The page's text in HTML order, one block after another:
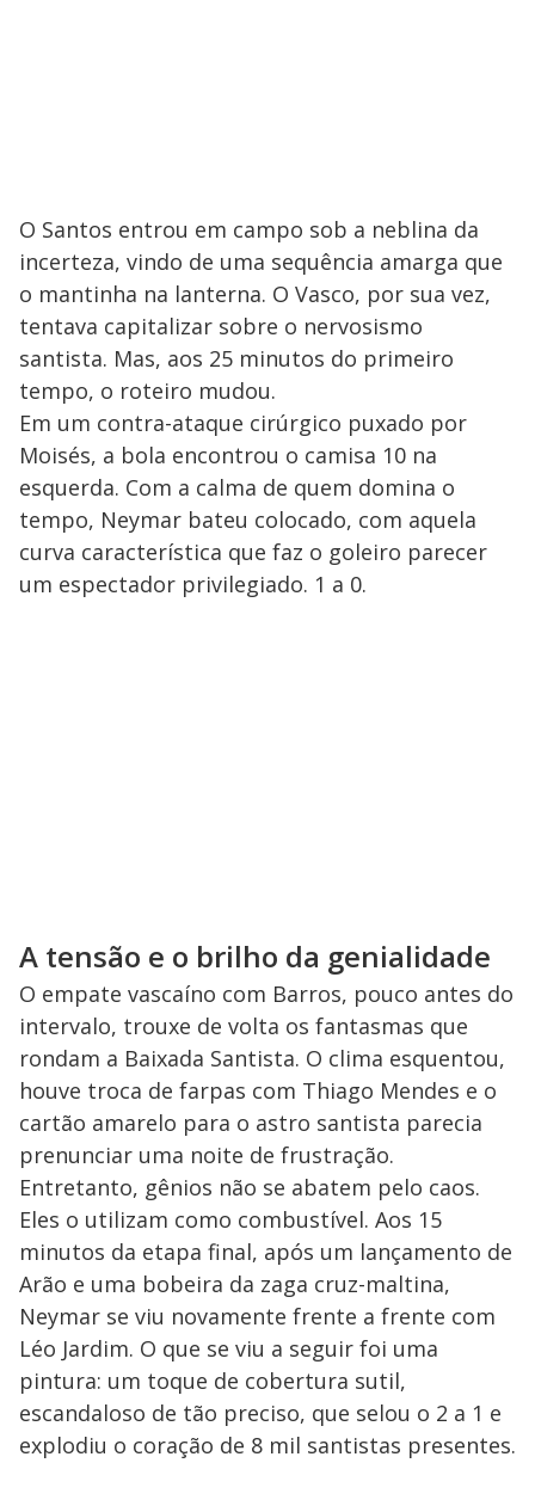
O Santos entrou em campo sob a neblina da
incerteza, vindo de uma sequência amarga que
o mantinha na lanterna. O Vasco, por sua vez,
tentava capitalizar sobre o nervosismo
santista. Mas, aos 25 minutos do primeiro
tempo, o roteiro mudou.
Em um contra-ataque cirúrgico puxado por
Moisés, a bola encontrou o camisa 10 na
esquerda. Com a calma de quem domina o
tempo, Neymar bateu colocado, com aquela
curva característica que faz o goleiro parecer
um espectador privilegiado. 1 a 0.
A tensão e o brilho da genialidade
O empate vascaíno com Barros, pouco antes do
intervalo, trouxe de volta os fantasmas que
rondam a Baixada Santista. O clima esquentou,
houve troca de farpas com Thiago Mendes e o
cartão amarelo para o astro santista parecia
prenunciar uma noite de frustração.
Entretanto, gênios não se abatem pelo caos.
Eles o utilizam como combustível. Aos 15
minutos da etapa final, após um lançamento de
Arão e uma bobeira da zaga cruz-maltina,
Neymar se viu novamente frente a frente com
Léo Jardim. O que se viu a seguir foi uma
pintura: um toque de cobertura sutil,
escandaloso de tão preciso, que selou o 2 a 1 e
explodiu o coração de 8 mil santistas presentes.